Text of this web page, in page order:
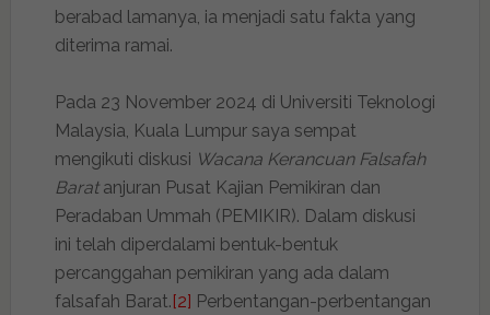
berabad lamanya, ia menjadi satu fakta yang
diterima ramai.
Pada 23 November 2024 di Universiti Teknologi
Malaysia, Kuala Lumpur saya sempat
mengikuti diskusi Wacana Kerancuan Falsafah
Baratanjuran Pusat Kajian Pemikiran dan
Peradaban Ummah (PEMIKIR). Dalam diskusi
ini telah diperdalami bentuk-bentuk
percanggahan pemikiran yang ada dalam
falsafah Barat.[2] Perbentangan-perbentangan